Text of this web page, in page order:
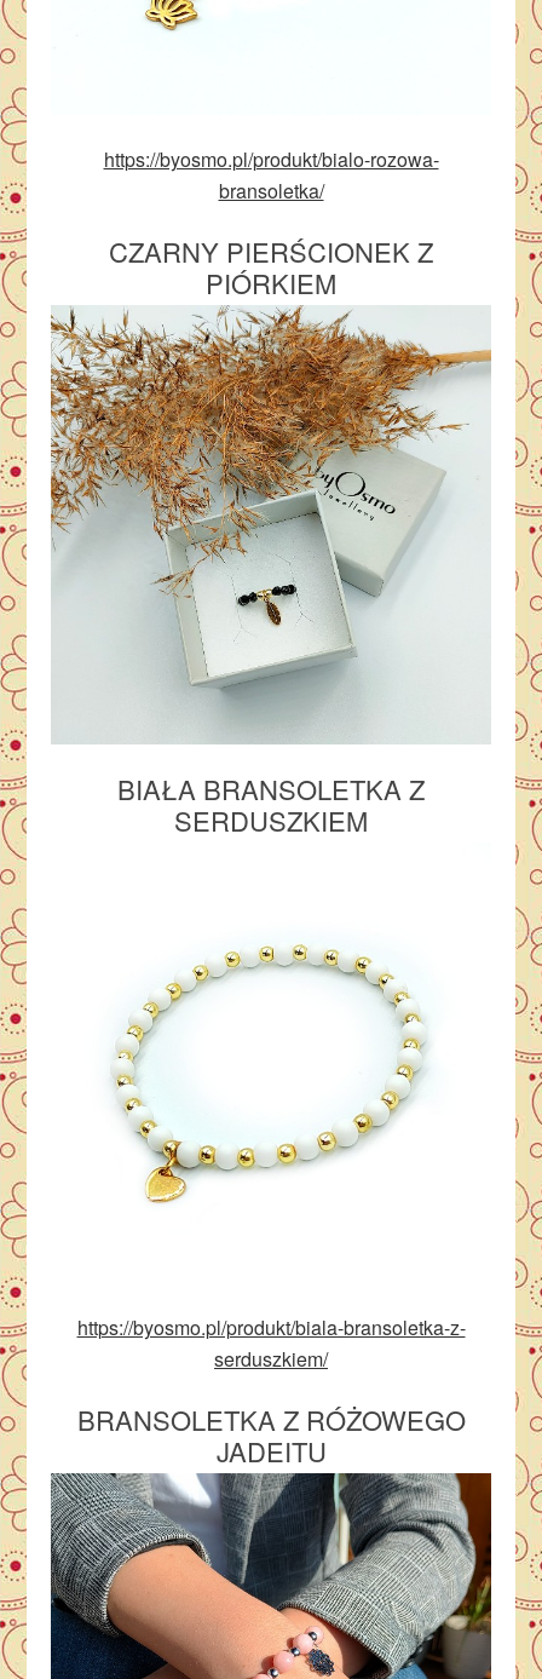
https://byosmo.pl/produkt/bialo-rozowa-
bransoletka/
CZARNY PIERŚCIONEK Z
PIÓRKIEM
BIAŁA BRANSOLETKA Z
SERDUSZKIEM
https://byosmo.pl/produkt/biala-bransoletka-z-
serduszkiem/
BRANSOLETKA Z RÓŻOWEGO
JADEITU